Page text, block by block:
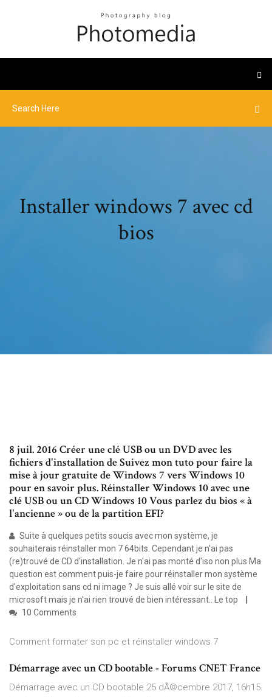
Installer windows 7 avec cd
bios
8 juil. 2016 Créer une clé USB ou un DVD avec les
fichiers d'installation de Suivez mon tuto pour faire la
mise à jour gratuite de Windows 7 vers Windows 10
pour en savoir plus. Réinstaller Windows 10 avec une
clé USB ou un CD Windows 10 Vous parlez du bios « à
l'ancienne » ou de la partition EFI?
Suite à quelques petits soucis avec mon système, je
souhaiterais réinstaller mon 7 64bits. Cependant je n'ai pas
(re)trouvé de CD d'installation. Je n'ai pas monté d'iso non plus Ma
question est comment puis-je faire pour réinstaller mon système
d'exploitation sans cd ni image ? Je suis allé voir sur le site de
microsoft mais je n'ai rien trouvé de bien intéressant.. Le top
10 Comments
Comment formater son pc et réinstaller windows 7
Démarrage avec un CD bootable - Forums CNET France
Démarrage avec un CD bootable 25 dÃ©cembre 2017, 16h15.